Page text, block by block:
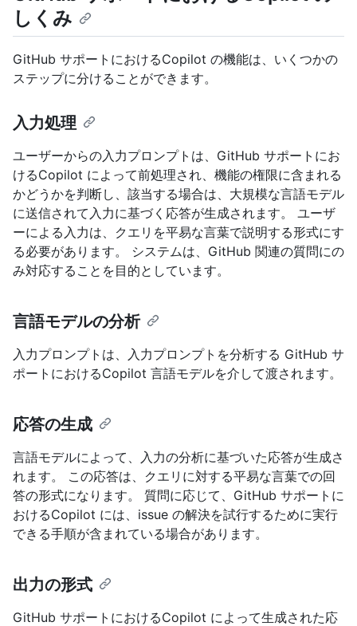
しくみ
GitHub サポートにおけるCopilot の機能は、いくつかの
ステップに分けることができます。
入力処理
ユーザーからの入力プロンプトは、GitHub サポートにお
けるCopilot によって前処理され、機能の権限に含まれる
かどうかを判断し、該当する場合は、大規模な言語モデル
に送信されて入力に基づく応答が生成されます。 ユーザ
ーによる入力は、クエリを平易な言葉で説明する形式にす
る必要があります。 システムは、GitHub 関連の質問にの
み対応することを目的としています。
言語モデルの分析
入力プロンプトは、入力プロンプトを分析する GitHub サ
ポートにおけるCopilot 言語モデルを介して渡されます。
応答の生成
言語モデルによって、入力の分析に基づいた応答が生成さ
れます。 この応答は、クエリに対する平易な言葉での回
答の形式になります。 質問に応じて、GitHub サポートに
おけるCopilot には、issue の解決を試行するために実行
できる手順が含まれている場合があります。
出力の形式
GitHub サポートにおけるCopilot によって生成された応